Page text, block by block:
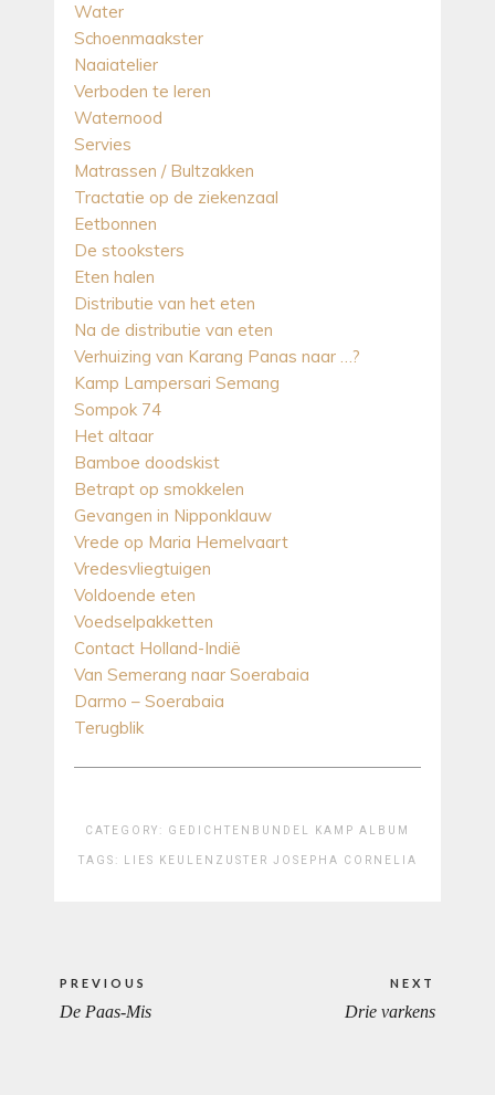
Water
Schoenmaakster
Naaiatelier
Verboden te leren
Waternood
Servies
Matrassen / Bultzakken
Tractatie op de ziekenzaal
Eetbonnen
De stooksters
Eten halen
Distributie van het eten
Na de distributie van eten
Verhuizing van Karang Panas naar …?
Kamp Lampersari Semang
Sompok 74
Het altaar
Bamboe doodskist
Betrapt op smokkelen
Gevangen in Nipponklauw
Vrede op Maria Hemelvaart
Vredesvliegtuigen
Voldoende eten
Voedselpakketten
Contact Holland-Indië
Van Semerang naar Soerabaia
Darmo – Soerabaia
Terugblik
CATEGORY: GEDICHTENBUNDEL KAMP ALBUM
TAGS: LIES KEULEN ZUSTER JOSEPHA CORNELIA
PREVIOUS
PREVIOUS
De Paas-Mis
NEXT
NEXT
Drie varkens